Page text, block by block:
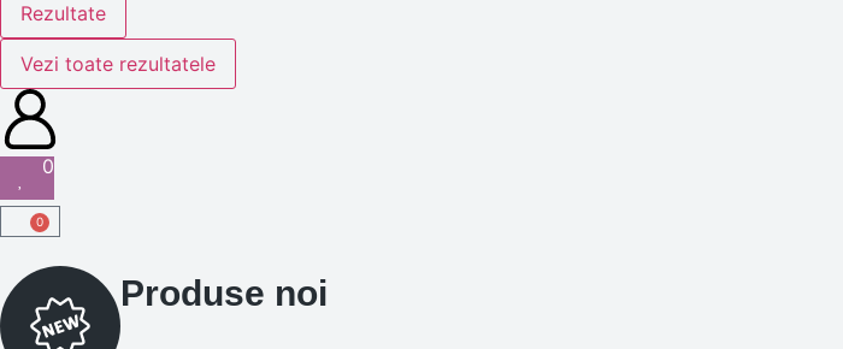
Rezultate
Vezi toate rezultatele
0
0
Produse noi